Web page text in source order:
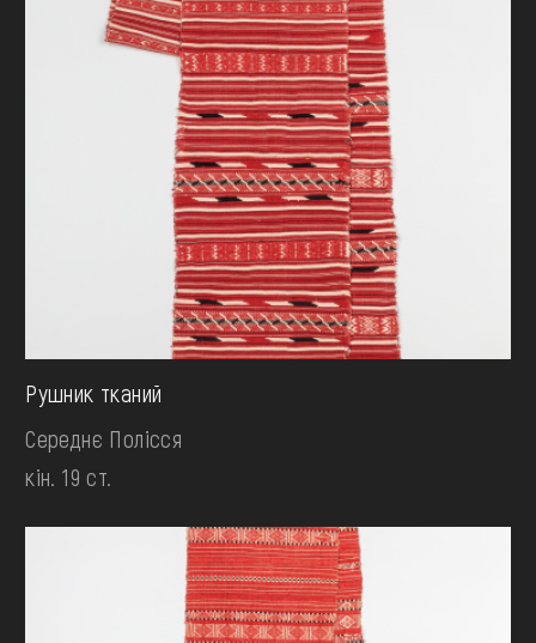
Рушник тканий
Середнє Полісся
кін. 19 ст.